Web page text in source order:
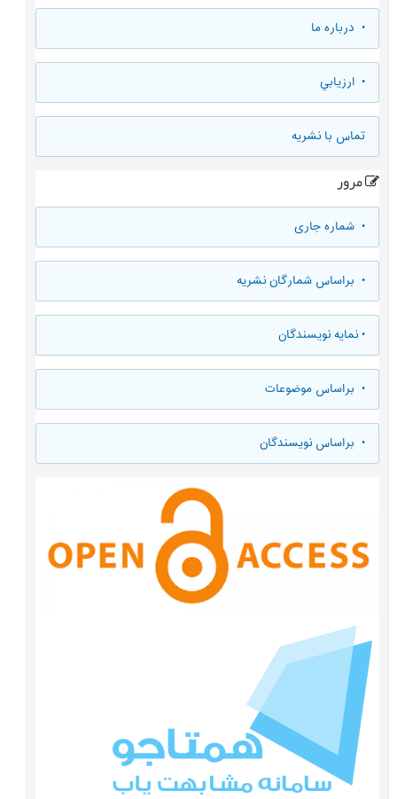
• درباره ما
• ارزيابي
تماس با نشریه
مرور
• شماره جاری
• براساس شمارگان نشریه
•نمایه نویسندگان
• براساس موضوعات
• براساس نویسندگان